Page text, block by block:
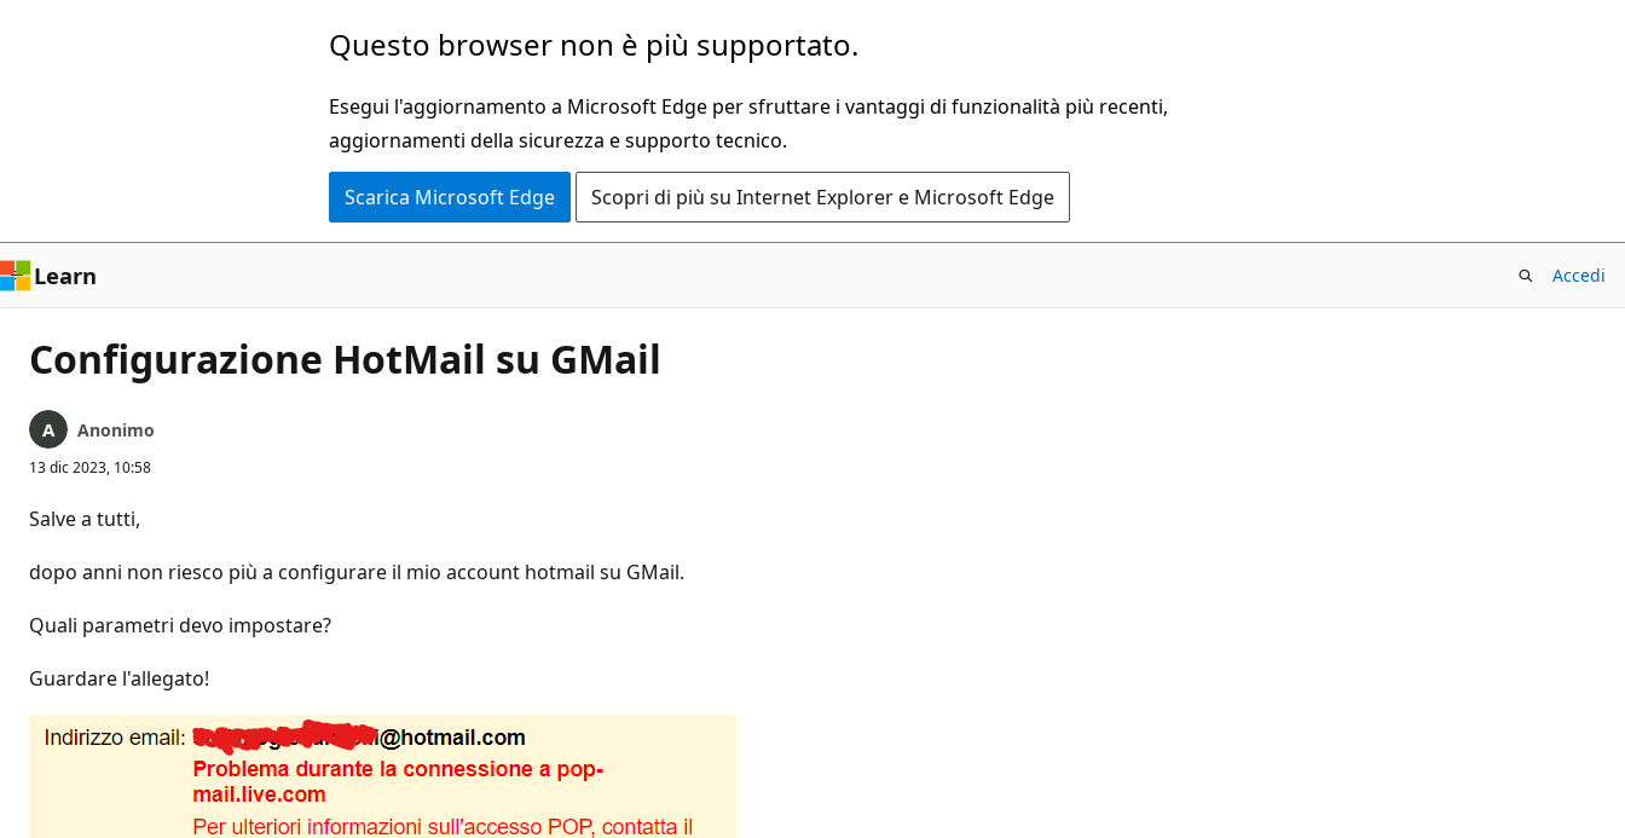
Questo browser non è più supportato.
Esegui l'aggiornamento a Microsoft Edge per sfruttare i vantaggi di funzionalità più recenti,
aggiornamenti della sicurezza e supporto tecnico.
Scarica Microsoft Edge Scopri di più su Internet Explorer e Microsoft Edge
Learn Accedi
Configurazione HotMail su GMail
Anonimo
13 dic 2023, 10:58
Salve a tutti,
dopo anni non riesco più a configurare il mio account hotmail su GMail.
Quali parametri devo impostare?
Guardare l'allegato!